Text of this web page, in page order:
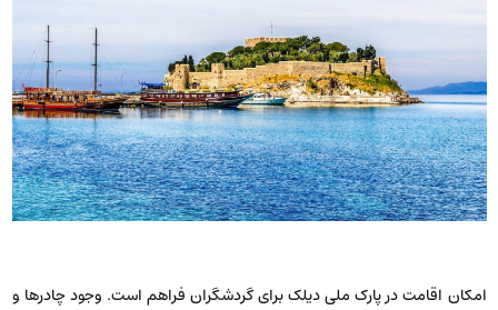
امکان اقامت در پارک ملی دیلک برای گردشگران فراهم است. وجود چادرها و